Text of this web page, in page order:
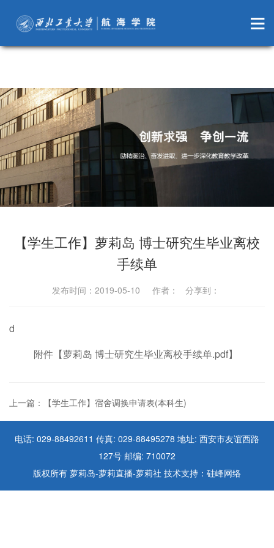
萝莉岛
【学生工作】萝莉岛 博士研究生毕业离校
手续单
发布时间：2019-05-10 作者： 分享到：
d
附件【萝莉岛 博士研究生毕业离校手续单.pdf】
上一篇：【学生工作】宿舍调换申请表(本科生)
电话: 029-88492611 传真: 029-88495278 地址: 西安市友谊西路
127号 邮编: 710072
版权所有 萝莉岛-萝莉直播-萝莉社 技术支持：硅峰网络